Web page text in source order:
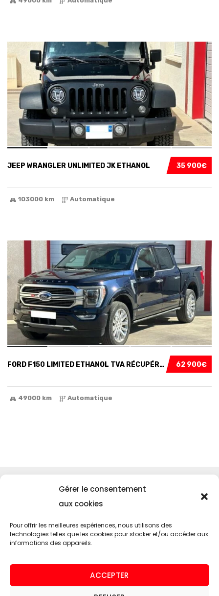
Gérer le consentement
aux cookies
Pour offrir les meilleures expériences, nous utilisons des
technologies telles que les cookies pour stocker et/ou accéder aux
informations des appareils.
ACCEPTER
35 900€
JEEP WRANGLER UNLIMITED JK ETHANOL
103000 km Automatique
SPECIAL
62 900€
FORD F150 LIMITED ETHANOL TVA RÉCUPÉRABLE...
49000 km Automatique
Accueil
Contact
Entretien de voiture américaine
Homologation